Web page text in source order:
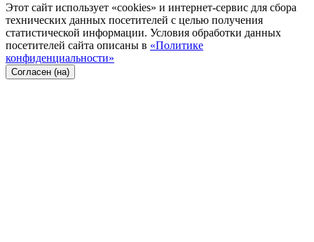
Этот сайт использует «cookies» и интернет-сервис для сбора
технических данных посетителей с целью получения
статистической информации. Условия обработки данных
посетителей сайта описаны в «Политике
конфиденциальности»
Согласен (на)